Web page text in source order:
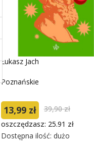
Łukasz Jach
Poznańskie
13,99 zł
39,90 zł
oszczędzasz: 25.91 zł
Dostępna ilość: dużo